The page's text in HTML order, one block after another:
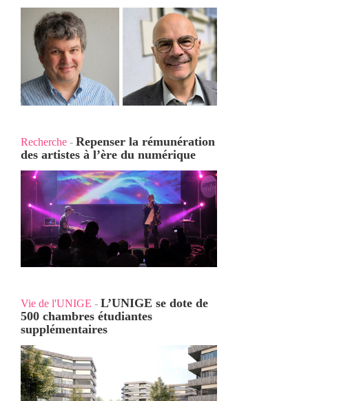
Recherche - Repenser la rémunération
des artistes à l’ère du numérique
Vie de l'UNIGE - L’UNIGE se dote de
500 chambres étudiantes
supplémentaires